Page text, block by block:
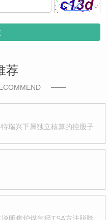
荐
瑞兴下属独立核算的控股子
明焦炉煤气经TSA方法脱除